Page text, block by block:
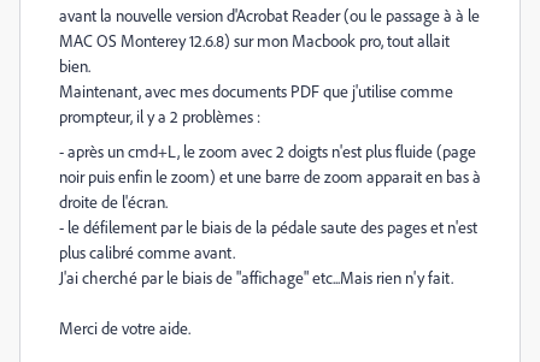
avant la nouvelle version d'Acrobat Reader (ou le passage à à le
MAC OS Monterey 12.6.8) sur mon Macbook pro, tout allait
bien.
Maintenant, avec mes documents PDF que j'utilise comme
prompteur, il y a 2 problèmes :
- après un cmd+L, le zoom avec 2 doigts n'est plus fluide (page
noir puis enfin le zoom) et une barre de zoom apparait en bas à
droite de l'écran.
- le défilement par le biais de la pédale saute des pages et n'est
plus calibré comme avant.
J'ai cherché par le biais de "affichage" etc...Mais rien n'y fait.
Merci de votre aide.